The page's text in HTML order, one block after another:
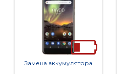
Замена аккумулятора